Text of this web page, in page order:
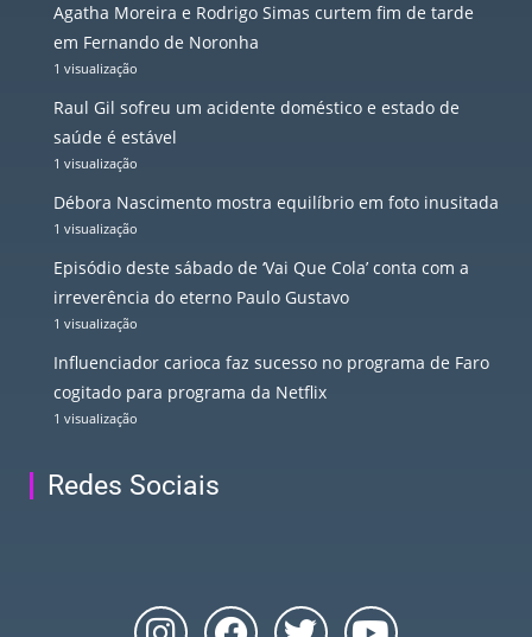
Agatha Moreira e Rodrigo Simas curtem fim de tarde
em Fernando de Noronha
1 visualização
Raul Gil sofreu um acidente doméstico e estado de
saúde é estável
1 visualização
Débora Nascimento mostra equilíbrio em foto inusitada
1 visualização
Episódio deste sábado de ‘Vai Que Cola’ conta com a
irreverência do eterno Paulo Gustavo
1 visualização
Influenciador carioca faz sucesso no programa de Faro
cogitado para programa da Netflix
1 visualização
Redes Sociais